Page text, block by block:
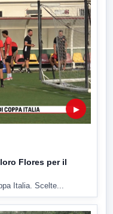
▶
Flores per il
Italia. Scelte...